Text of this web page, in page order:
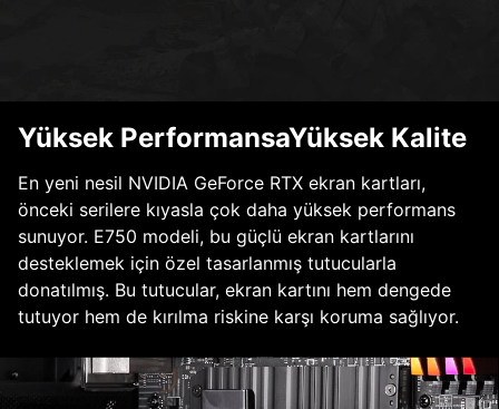
Yüksek PerformansaYüksek Kalite
En yeni nesil NVIDIA GeForce RTX ekran kartları,
önceki serilere kıyasla çok daha yüksek performans
sunuyor. E750 modeli, bu güçlü ekran kartlarını
desteklemek için özel tasarlanmış tutucularla
donatılmış. Bu tutucular, ekran kartını hem dengede
tutuyor hem de kırılma riskine karşı koruma sağlıyor.